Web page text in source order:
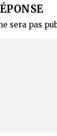
sera pas